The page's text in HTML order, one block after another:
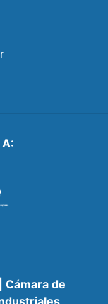
A:
Cámara de